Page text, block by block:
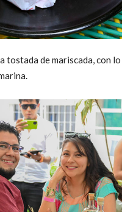
de mariscada, con lo